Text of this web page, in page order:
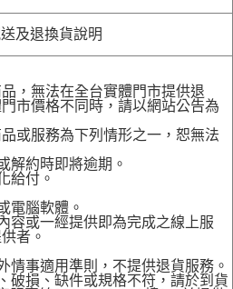
及退換貨說明
，無法在全台實體門市提供退
市價格不同時，請以網站公告為
或服務為下列情形之一，恕無法
解約時即將逾期。
給付。
電腦軟體。
容或一經提供即為完成之線上服
者。
情事適用準則，不提供退貨服務。
破損、缺件或規格不符，請於到貨